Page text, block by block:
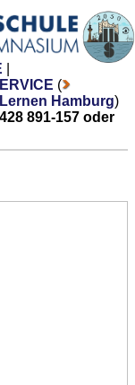
(
Hamburg)
891-157 oder